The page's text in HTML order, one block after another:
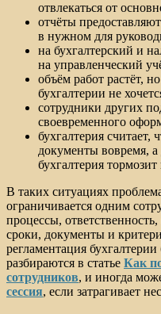
отвлекаться от
отчёты
в нужном для
на бухгалтерский и
на управленческий
объём работ растёт,
бухгалтерии не
сотрудники других
своевременного
бухгалтерия
документы вовремя,
бухгалтерия
В таких ситуациях
ограничивается одним
процессы,
сроки, документы и
регламентация
разбираются в статье Как
сотрудников, и иногда
сессия, если затрагивает